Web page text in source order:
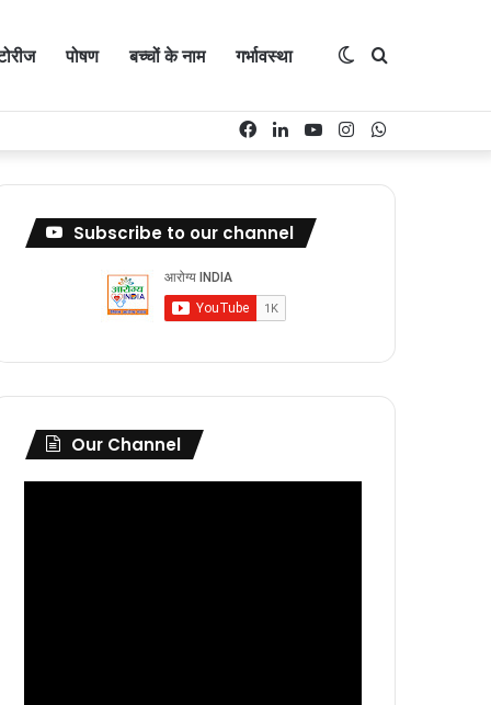
पोषण बच्चों के नाम गर्भावस्था Search
Switch
Instagram
YouTube
LinkedIn
Facebook
Subscribe to our channel
Our Channel